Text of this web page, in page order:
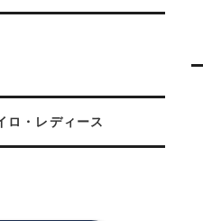
ロ・レディース